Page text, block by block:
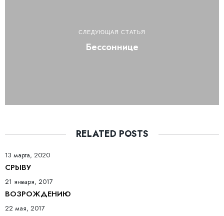
СЛЕДУЮЩАЯ СТАТЬЯ
Бессоннице
RELATED POSTS
13 марта, 2020
СРЫВУ
21 января, 2017
ВОЗРОЖДЕНИЮ
22 мая, 2017